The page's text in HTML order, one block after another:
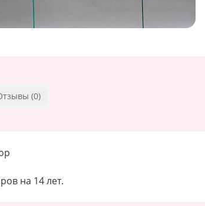
(0)
на 14 лет.